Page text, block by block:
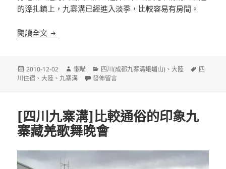
的漳扎鎮上，九寨溝已經進入淡季，比較容易有房間。
閱讀全文 [四川九寨溝]天豐賓館 鄰近九寨溝風景區
發
佈
2010-12-02
作
者
懶喵
分
類
四川(成都九寨溝峨嵋山) 、大陸
標
四
川住宿 、大陸 、 九寨溝 在〈[四川九寨溝]天豐賓館 鄰近九寨溝風景區〉
發佈留言
[四川九寨溝]比較通俗的印象九
寨藏羌歌舞晚會